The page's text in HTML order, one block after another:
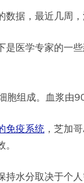
据，最近几周
医学专家的一
胞组成。血浆由
免疫系统 ，芝加
持水分取决于个